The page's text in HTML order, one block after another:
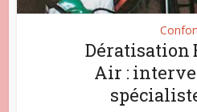
Dératisation
Air :